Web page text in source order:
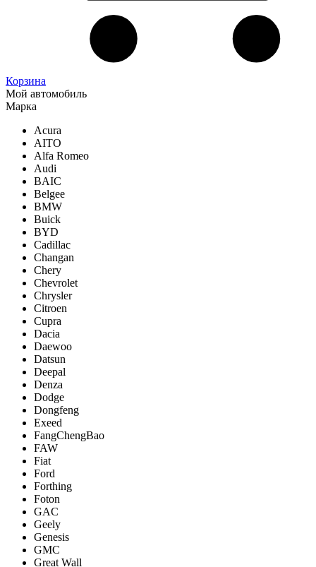
Корзина
Мой автомобиль
Марка
Acura
AITO
Alfa Romeo
Audi
BAIC
Belgee
BMW
Buick
BYD
Cadillac
Changan
Chery
Chevrolet
Chrysler
Citroen
Cupra
Dacia
Daewoo
Datsun
Deepal
Denza
Dodge
Dongfeng
Exeed
FangChengBao
FAW
Fiat
Ford
Forthing
Foton
GAC
Geely
Genesis
GMC
Great Wall